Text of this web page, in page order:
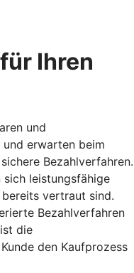
Ihren
und
erwarten beim
Bezahlverfahren.
sich leistungsfähige
bereits vertraut sind.
Bezahlverfahren
die
den Kaufprozess